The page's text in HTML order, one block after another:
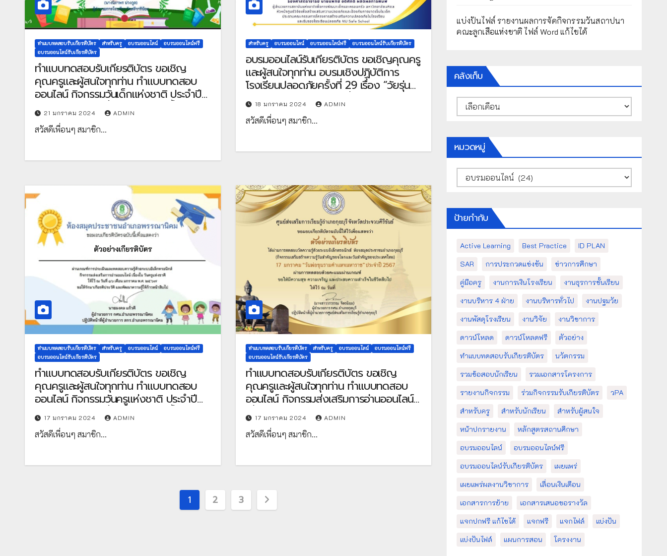
ทำแบบทดสอบรับเกียรติบัตร สำหรับครู อบรมออนไลน์
อบรมออนไลน์ฟรี
อบรมออนไลน์รับเกียรติบัตร
ทำแบบทดสอบรับเกียรติบัตร ขอเชิญ
คุณครูและผู้สนใจทุกท่าน ทำแบบทดสอบ
ออนไลน์ กิจกรรมวันเด็กแห่งชาติ ประจำปี
2567 ผ่านเกณฑ์ที่กำหนด 70% ขึ้นไป รับ
เกียรติบัตรทาง E-mail จัดทำโดย โรงเรียน
วัดศรีวารีน้อย จ.สมุทรปราการ
21 มกราคม 2024 ADMIN
สวัสดีเพื่อนๆ สมาชิก…
สำหรับครู อบรมออนไลน์ อบรมออนไลน์ฟรี อบรมออนไลน์รับเกียรติบัตร
อบรมออนไลน์รับเกียรติบัตร ขอเชิญคุณครู
และผู้สนใจทุกท่าน อบรมเชิงปฏิบัติการ
โรงเรียนปลอดภัยครั้งที่ 29 เรื่อง “วัยรุ่น
กับความหลากหลาย” วันที่ 20 มกราคม
2567 เรียนรู้ฟรี ไม่มีค่าใช้จ่าย ผ่านเกณฑ์ที่
กำหนด รับเกียรติบัตรทาง E-mail โดย
18 มกราคม 2024 ADMIN
สวัสดีเพื่อนๆ สมาชิก…
ทำแบบทดสอบรับเกียรติบัตร สำหรับครู อบรมออนไลน์
อบรมออนไลน์ฟรี
อบรมออนไลน์รับเกียรติบัตร
ทำแบบทดสอบรับเกียรติบัตร ขอเชิญ
คุณครูและผู้สนใจทุกท่าน ทำแบบทดสอบ
ออนไลน์ กิจกรรมวันครูแห่งชาติ ประจำปี
2567 ผ่านเกณฑ์ที่กำหนด 70% ขึ้นไป รับ
เกียรติบัตรทาง E-mail จัดทำโดย ห้อง
สมุดประชาชนอำเภอพรรณานิคม ศูนย์ส่ง
สกลนคร
17 มกราคม 2024 ADMIN
สวัสดีเพื่อนๆ สมาชิก…
ทำแบบทดสอบรับเกียรติบัตร สำหรับครู อบรมออนไลน์
อบรมออนไลน์ฟรี
อบรมออนไลน์รับเกียรติบัตร
ทำแบบทดสอบรับเกียรติบัตร ขอเชิญ
คุณครูและผู้สนใจทุกท่าน ทำแบบทดสอบ
ออนไลน์ กิจกรรมส่งเสริมการอ่านออนไลน์
เนื่องในวันพ่อขุนรามคำแหงมหาราช ประจำ
ปี 2567 (17 มกราคม) ผ่านเกณฑ์ที่กำหนด
75% ขึ้นไป รับเกียรติบัตรทาง E-mail จัด
จังหวัดประจวบคีรีขันธ์
17 มกราคม 2024 ADMIN
สวัสดีเพื่อนๆ สมาชิก…
Posts
1 2 3
แบ่งปันไฟล์ รายงานผลการจัดกิจกรรมวันสถาปนา
คณะลูกเสือแห่งชาติ ไฟล์ Word แก้ไขได้
คลังเก็บ
คลัง
เก็บ
หมวดหมู่
หมวด
หมู่
ป้ายกำกับ
Active Learning Best Practice
ID PLAN
SAR
การประกวดแข่งขัน
ข่าวการศึกษา
คู่มือครู
งานการเงินโรงเรียน
งานธุรการชั้นเรียน
งานบริหาร 4 ฝ่าย
งานบริหารทั่วไป
งานปฐมวัย
งานพัสดุโรงเรียน
งานวิจัย
งานวิชาการ
ดาวน์โหลด
ดาวน์โหลดฟรี
ตัวอย่าง
ทำแบบทดสอบรับเกียรติบัตร
นวัตกรรม
รวมข้อสอบนักเรียน
รวมเอกสารโครงการ
รายงานกิจกรรม
ร่วมกิจกรรมรับเกียรติบัตร
วPA
สำหรับครู
สำหรับนักเรียน
สำหรับผู้สนใจ
หน้าปกรายงาน
หลักสูตรสถานศึกษา
อบรมออนไลน์
อบรมออนไลน์ฟรี
อบรมออนไลน์รับเกียรติบัตร
เผยแพร่
เผยแพร่ผลงานวิชาการ
เลื่อนเงินเดือน
เอกสารการย้าย
เอกสารเสนอขอรางวัล
แจกปกฟรี แก้ไขได้
แจกฟรี แจกไฟล์
แบ่งปัน
แบ่งปันไฟล์
แผนการสอน โครงงาน